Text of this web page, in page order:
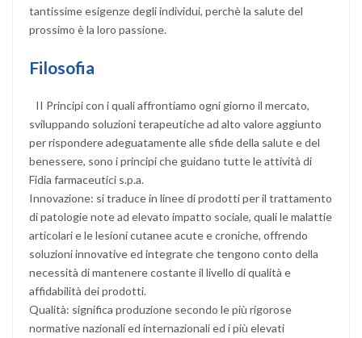
tantissime esigenze degli individui, perchè la salute del
prossimo è la loro passione.
Filosofia
II Principi con i quali affrontiamo ogni giorno il mercato,
sviluppando soluzioni terapeutiche ad alto valore aggiunto
per rispondere adeguatamente alle sfide della salute e del
benessere, sono i principi che guidano tutte le attività di
Fidia farmaceutici s.p.a.
Innovazione: si traduce in linee di prodotti per il trattamento
di patologie note ad elevato impatto sociale, quali le malattie
articolari e le lesioni cutanee acute e croniche, offrendo
soluzioni innovative ed integrate che tengono conto della
necessità di mantenere costante il livello di qualità e
affidabilità dei prodotti.
Qualità: significa produzione secondo le più rigorose
normative nazionali ed internazionali ed i più elevati